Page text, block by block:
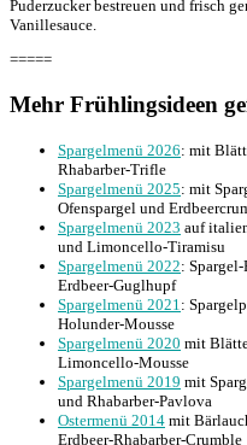
Puderzucker bestreuen und frisch
Vanillesauce.
=====
Mehr Frühlingsideen
Spargelmenü 2026: mit
Rhabarber-Trifle
Spargelmenü 2025: mit
Ofenspargel und
Spargelmenü 2023 auf
und Limoncello-Tiramisu
Spargelmenü 2022:
Erdbeer-Guglhupf
Spargelmenü 2021:
Holunder-Mousse
Spargelmenü 2020 mit
Limoncello-Mousse
Spargelmenü 2019 mit
und Rhabarber-Pavlova
Ostermenü 2014 mit
Erdbeer-Rhabarber-Crumble